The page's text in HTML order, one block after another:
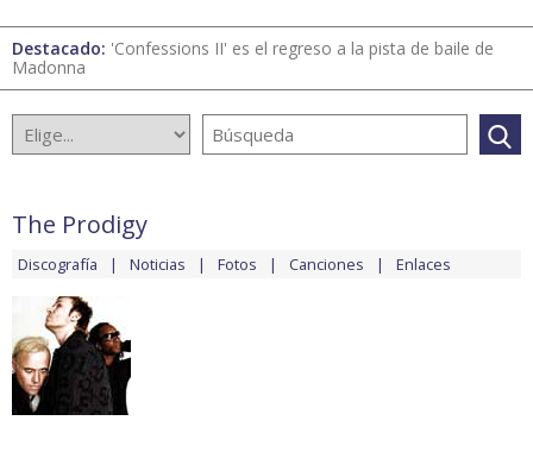
Destacado: 'Confessions II' es el regreso a la pista de baile de
Madonna
The Prodigy
Discografía Noticias Fotos Canciones Enlaces